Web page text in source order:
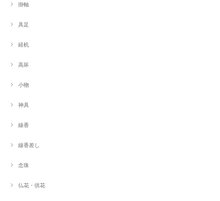
掛軸
具足
経机
高坏
小物
神具
線香
線香差し
念珠
仏花・供花